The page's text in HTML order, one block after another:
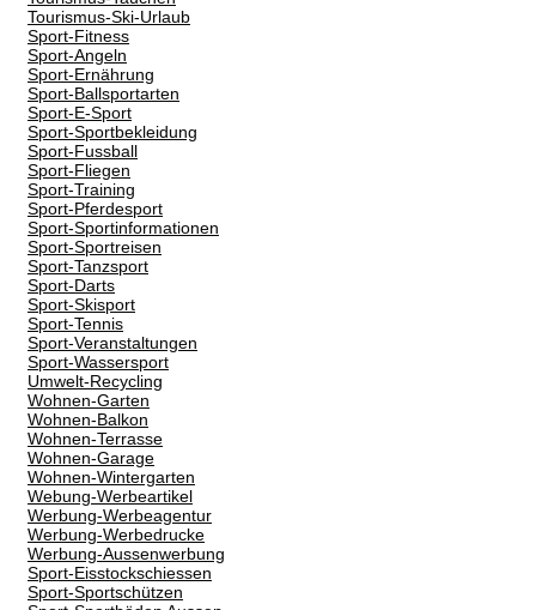
Tourismus-Ski-Urlaub
Sport-Fitness
Sport-Angeln
Sport-Ernährung
Sport-Ballsportarten
Sport-E-Sport
Sport-Sportbekleidung
Sport-Fussball
Sport-Fliegen
Sport-Training
Sport-Pferdesport
Sport-Sportinformationen
Sport-Sportreisen
Sport-Tanzsport
Sport-Darts
Sport-Skisport
Sport-Tennis
Sport-Veranstaltungen
Sport-Wassersport
Umwelt-Recycling
Wohnen-Garten
Wohnen-Balkon
Wohnen-Terrasse
Wohnen-Garage
Wohnen-Wintergarten
Webung-Werbeartikel
Werbung-Werbeagentur
Werbung-Werbedrucke
Werbung-Aussenwerbung
Sport-Eisstockschiessen
Sport-Sportschützen